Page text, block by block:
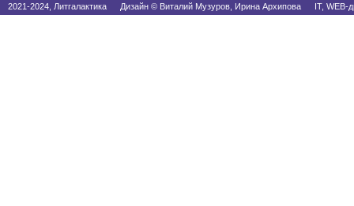
2021-2024, Литгалактика Дизайн © Виталий Музуров, Ирина Архипова IT, WEB-